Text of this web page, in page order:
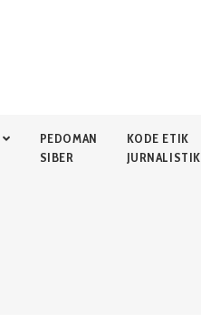
PEDOMAN
SIBER
KODE ETIK
JURNALISTIK